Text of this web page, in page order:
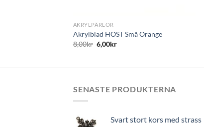
AKRYLPÄRLOR
Akrylblad HÖST Små Orange
8,00kr 6,00kr
SENASTE PRODUKTERNA
Svart stort kors med strass